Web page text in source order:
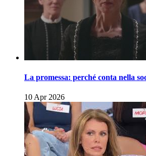
La promessa: perché conta nella
10 Apr 2026